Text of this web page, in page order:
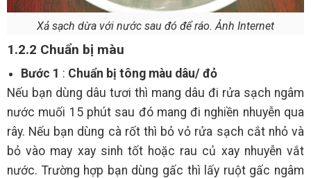
Xả sạch dừa với nước sau đó để ráo. Ảnh Internet
1.2.2 Chuẩn bị màu
Bước 1 : Chuẩn bị tông màu dâu/ đỏ
Nếu bạn dùng dâu tươi thì mang dâu đi rửa sạch ngâm
nước muối 15 phút sau đó mang đi nghiền nhuyễn qua
rây. Nếu bạn dùng cà rốt thì bỏ vỏ rửa sạch cắt nhỏ và
bỏ vào may xay sinh tốt hoặc rau củ xay nhuyễn vắt
nước. Trường hợp bạn dùng gấc thì lấy ruột gấc ngâm